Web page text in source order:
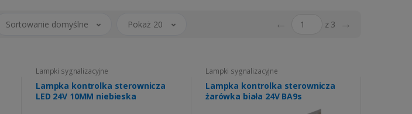
Sortowanie domyślne Pokaż 20 ← z 3 →
Lampki sygnalizacyjne
Lampka kontrolka sterownicza
LED 24V 10MM niebieska
Lampki sygnalizacyjne
Lampka kontrolka sterownicza
żarówka biała 24V BA9s